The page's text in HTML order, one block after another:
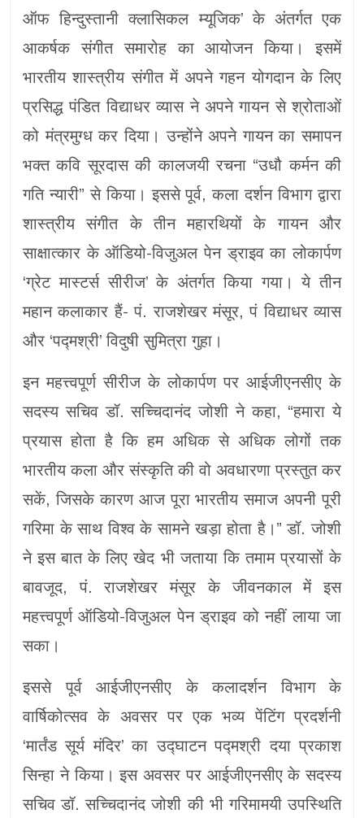
ऑफ हिन्दुस्तानी क्लासिकल म्यूजिक’ के अंतर्गत एक
आकर्षक संगीत समारोह का आयोजन किया। इसमें
भारतीय शास्त्रीय संगीत में अपने गहन योगदान के लिए
प्रसिद्ध पंडित विद्याधर व्यास ने अपने गायन से श्रोताओं
को मंत्रमुग्ध कर दिया। उन्होंने अपने गायन का समापन
भक्त कवि सूरदास की कालजयी रचना “उधौ कर्मन की
गति न्यारी” से किया। इससे पूर्व, कला दर्शन विभाग द्वारा
शास्त्रीय संगीत के तीन महारथियों के गायन और
साक्षात्कार के ऑडियो-विजुअल पेन ड्राइव का लोकार्पण
‘ग्रेट मास्टर्स सीरीज’ के अंतर्गत किया गया। ये तीन
महान कलाकार हैं- पं. राजशेखर मंसूर, पं विद्याधर व्यास
और ‘पद्मश्री’ विदुषी सुमित्रा गुहा।
इन महत्त्वपूर्ण सीरीज के लोकार्पण पर आईजीएनसीए के
सदस्य सचिव डॉ. सच्चिदानंद जोशी ने कहा, “हमारा ये
प्रयास होता है कि हम अधिक से अधिक लोगों तक
भारतीय कला और संस्कृति की वो अवधारणा प्रस्तुत कर
सकें, जिसके कारण आज पूरा भारतीय समाज अपनी पूरी
गरिमा के साथ विश्व के सामने खड़ा होता है।” डॉ. जोशी
ने इस बात के लिए खेद भी जताया कि तमाम प्रयासों के
बावजूद, पं. राजशेखर मंसूर के जीवनकाल में इस
महत्त्वपूर्ण ऑडियो-विजुअल पेन ड्राइव को नहीं लाया जा
सका।
इससे पूर्व आईजीएनसीए के कलादर्शन विभाग के
वार्षिकोत्सव के अवसर पर एक भव्य पेंटिंग प्रदर्शनी
‘मार्तंड सूर्य मंदिर’ का उद्घाटन पद्मश्री दया प्रकाश
सिन्हा ने किया। इस अवसर पर आईजीएनसीए के सदस्य
सचिव डॉ. सच्चिदानंद जोशी की भी गरिमामयी उपस्थिति